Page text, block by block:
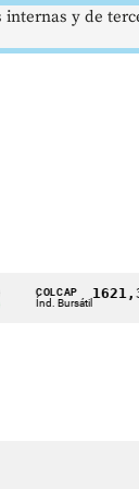
Bursátil
1621,34
internas y de